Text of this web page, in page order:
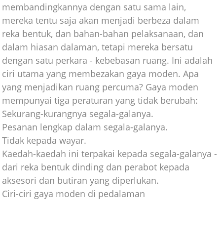
membandingkannya dengan satu sama lain,
mereka tentu saja akan menjadi berbeza dalam
reka bentuk, dan bahan-bahan pelaksanaan, dan
dalam hiasan dalaman, tetapi mereka bersatu
dengan satu perkara - kebebasan ruang. Ini adalah
ciri utama yang membezakan gaya moden. Apa
yang menjadikan ruang percuma? Gaya moden
mempunyai tiga peraturan yang tidak berubah:
Sekurang-kurangnya segala-galanya.
Pesanan lengkap dalam segala-galanya.
Tidak kepada wayar.
Kaedah-kaedah ini terpakai kepada segala-galanya -
dari reka bentuk dinding dan perabot kepada
aksesori dan butiran yang diperlukan.
Ciri-ciri gaya moden di pedalaman